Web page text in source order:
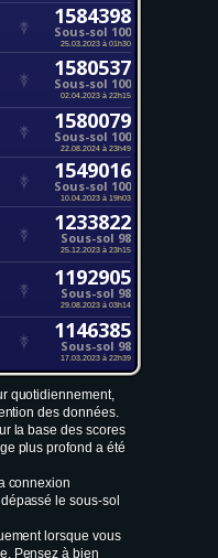
1584398
Sous-sol 100
25.03.2023 à 01h30
1580537
Sous-sol 100
02.04.2023 à 22h15
1580079
Sous-sol 100
22.08.2024 à 23h49
1549016
Sous-sol 100
10.04.2023 à 19h03
1233822
Sous-sol 98
25.12.2023 à 23h15
1192905
Sous-sol 98
29.08.2023 à 03h14
1146385
Sous-sol 98
17.03.2023 à 22h39
quotidiennement,
des données.
la base des scores
plus profond a été
connexion
le sous-sol
lorsque vous
Pensez à bien